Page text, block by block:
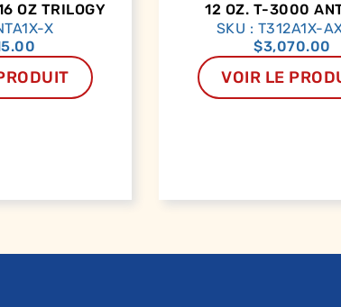
OZ TRILOGY
X
12 OZ. T-3000
SKU : T312A1X-
$3,070.00
VOIR LE